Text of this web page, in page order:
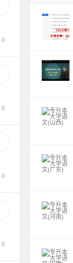
0
0
0
0